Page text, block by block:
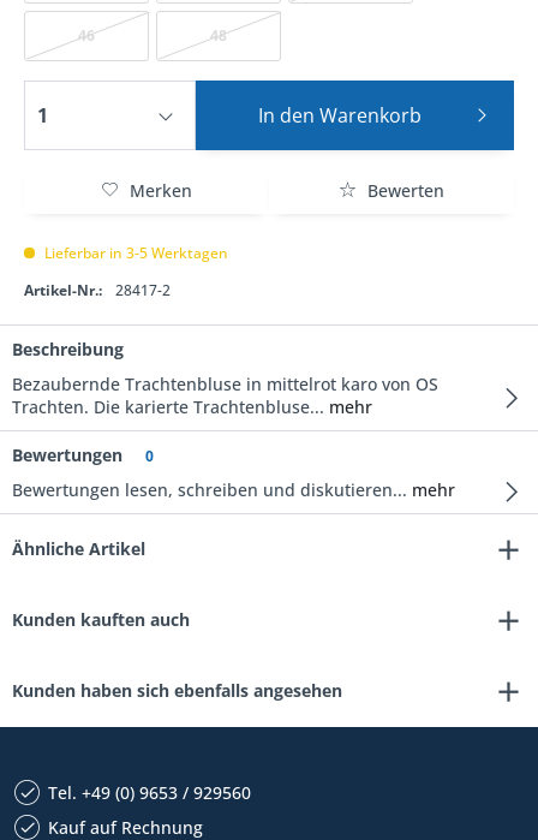
46 48
In den Warenkorb
Merken Bewerten
Lieferbar in 3-5 Werktagen
Artikel-Nr.:
28417-2
Beschreibung
Bezaubernde Trachtenbluse in mittelrot karo von OS
Trachten. Die karierte Trachtenbluse... mehr
Bewertungen 0
Bewertungen lesen, schreiben und diskutieren... mehr
Ähnliche Artikel
Kunden kauften auch
Kunden haben sich ebenfalls angesehen
Tel. +49 (0) 9653 / 929560
Kauf auf Rechnung